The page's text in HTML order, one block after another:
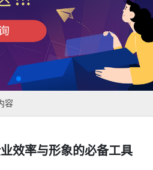
容
效率与形象的必备工具